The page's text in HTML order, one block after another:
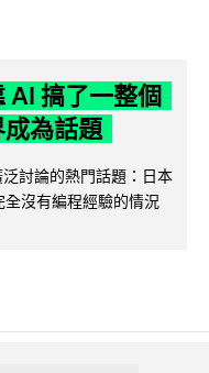
AI 搞了一整個
為話題
討論的熱門話題：日本
沒有編程經驗的情況